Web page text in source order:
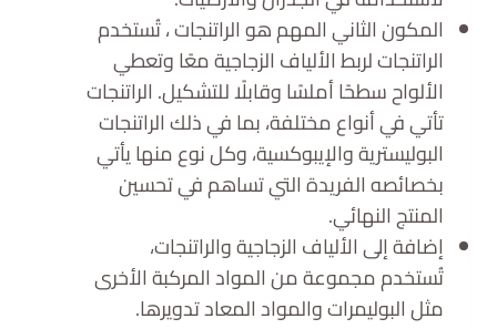
المكون الثاني المهم هو الراتنجات ، تُستخدم
الراتنجات لربط الألياف الزجاجية معًا وتعطي
الألواح سطحًا أملسًا وقابلًا للتشكيل. الراتنجات
تأتي في أنواع مختلفة، بما في ذلك الراتنجات
البوليسترية والإيبوكسية، وكل نوع منها يأتي
بخصائصه الفريدة التي تساهم في تحسين
المنتج النهائي.
إضافة إلى الألياف الزجاجية والراتنجات،
تُستخدم مجموعة من المواد المركبة الأخرى
مثل البوليمرات والمواد المعاد تدويرها.